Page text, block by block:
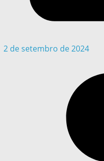
2 de setembro de 2024